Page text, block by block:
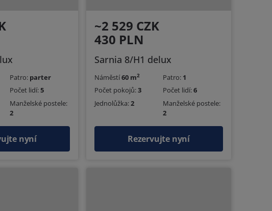
Patro: parter
Počet lidí:5
Manželské postele:
2
nyní
~2 529 CZK
430 PLN
Sarnia 8/H1 delux
Náměstí60 m2 Patro: 1
Počet pokojů:3 Počet lidí:6
Jednolůžka:2
Manželské postele:
2
Rezervujte nyní